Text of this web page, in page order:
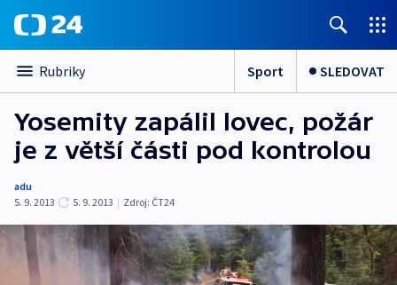
Rubriky Sport SLEDOVAT
Yosemity zapálil lovec, požár
je z větší části pod kontrolou
adu
5. 9. 2013
5. 9. 2013 | Zdroj: ČT24